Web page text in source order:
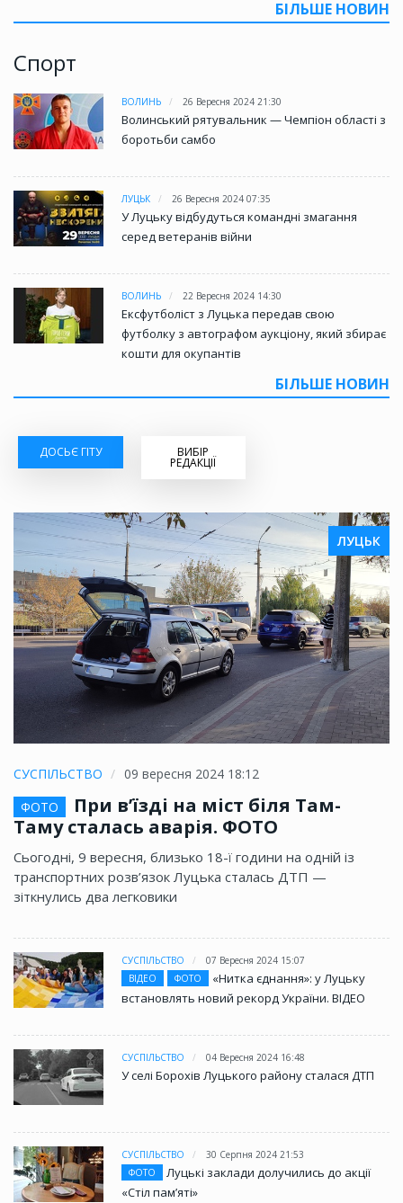
БІЛЬШЕ НОВИН
Спорт
ВОЛИНЬ 26 Вересня 2024 21:30
Волинський рятувальник — Чемпіон області з
боротьби самбо
ЛУЦЬК 26 Вересня 2024 07:35
У Луцьку відбудуться командні змагання
серед ветеранів війни
ВОЛИНЬ 22 Вересня 2024 14:30
Ексфутболіст з Луцька передав свою
футболку з автографом аукціону, який збирає
кошти для окупантів
БІЛЬШЕ НОВИН
ДОСЬЄ ГІТУ ВИБІР
РЕДАКЦІЇ
ЛУЦЬК
СУСПІЛЬСТВО
09 вересня 2024 18:12
ФОТО
При в’їзді на міст біля Там-
Таму сталась аварія. ФОТО
Сьогодні, 9 вересня, близько 18-ї години на одній із
транспортних розв’язок Луцька сталась ДТП —
зіткнулись два легковики
СУСПІЛЬСТВО
07 Вересня 2024 15:07
ВІДЕО
ФОТО
«Нитка єднання»: у Луцьку
встановлять новий рекорд України. ВІДЕО
СУСПІЛЬСТВО 04 Вересня 2024 16:48
У селі Борохів Луцького району сталася ДТП
СУСПІЛЬСТВО
30 Серпня 2024 21:53
ФОТО
Луцькі заклади долучились до акції
«Стіл памʼяті»